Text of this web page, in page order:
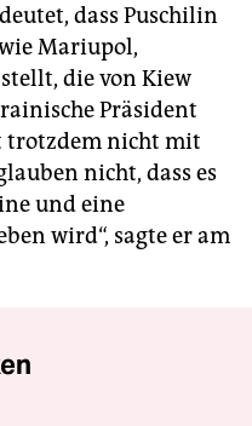
dass Puschilin
Mariupol,
die von Kiew
Präsident
trotzdem nicht mit
nicht, dass es
und eine
wird“, sagte er am